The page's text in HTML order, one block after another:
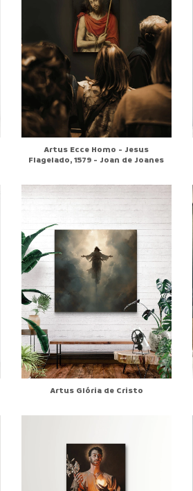
Artus Ecce Homo - Jesus
Flagelado, 1579 - Joan de Joanes
Artus Glória de Cristo